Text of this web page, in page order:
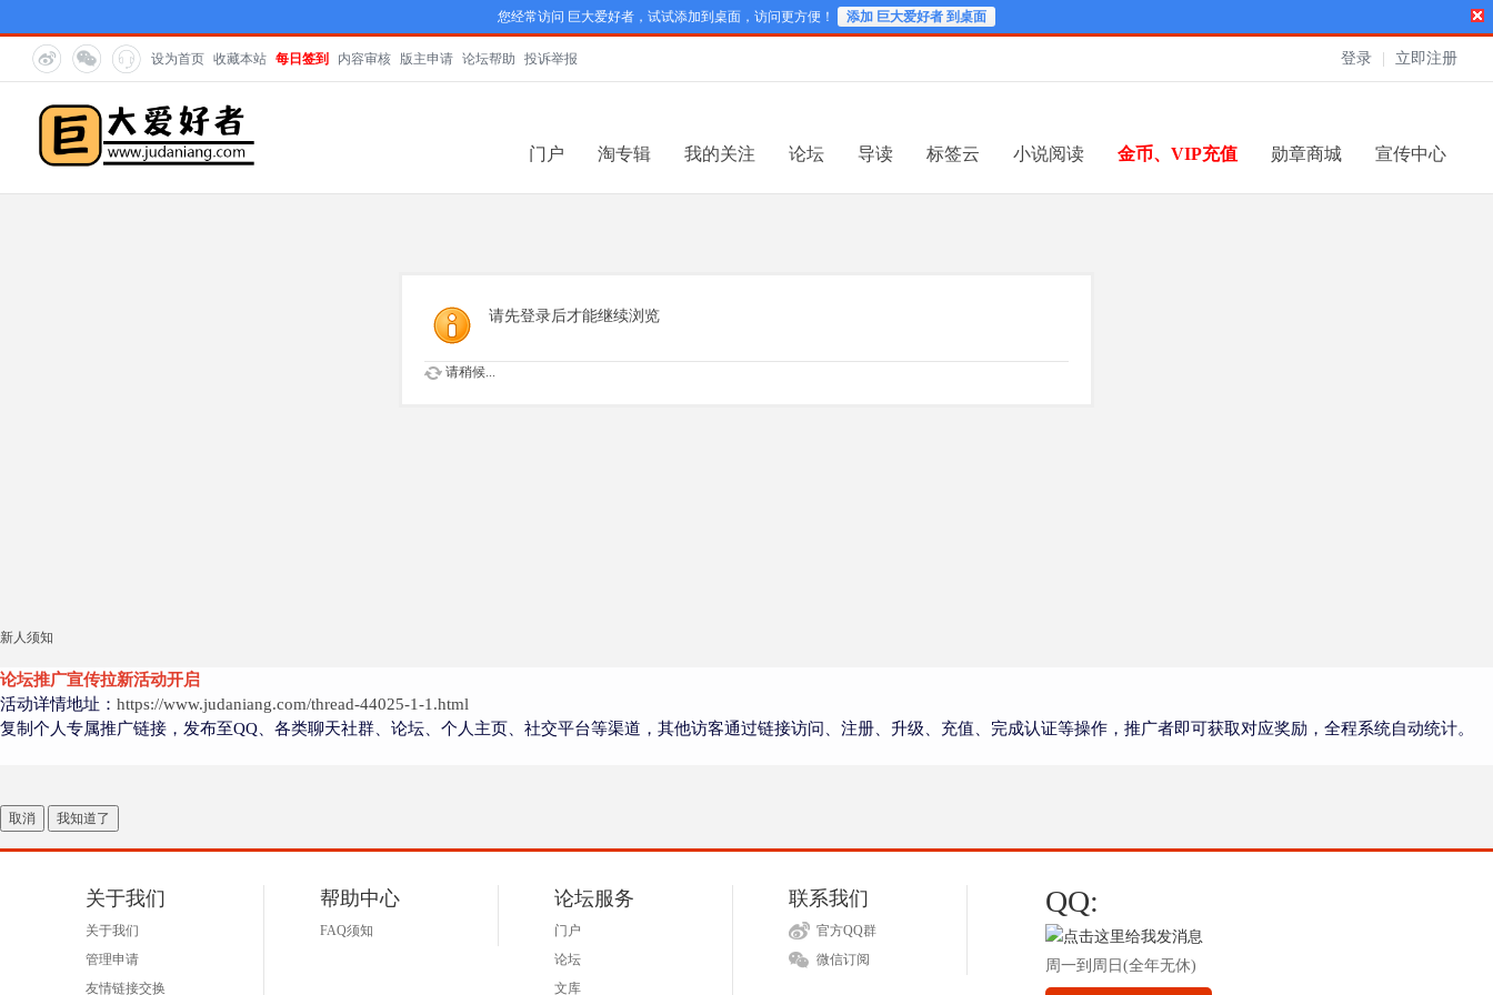
您经常访问 巨大爱好者，试试添加到桌面，访问更方便！ 添加 巨大爱好者 到桌面
登录 立即注册
设为首页 收藏本站 每日签到 内容审核 版主申请 论坛帮助 投诉举报
门户 淘专辑 我的关注 论坛 导读 标签云 小说阅读 金币、VIP充值 勋章商城 宣传中心
请先登录后才能继续浏览
请稍候...
新人须知
论坛推广宣传拉新活动开启
活动详情地址： https://www.judaniang.com/thread-44025-1-1.html
复制个人专属推广链接，发布至QQ、各类聊天社群、论坛、个人主页、社交平台等渠道，其他访客通过链接访问、注册、升级、充值、完成认证等操作，推广者即可获取对应奖励，全程系统自动统计。
取消 我知道了
关于我们
关于我们
管理申请
友情链接交换
帮助中心
FAQ须知
论坛服务
门户
论坛
文库
联系我们
官方QQ群
微信订阅
QQ:
周一到周日(全年无休)